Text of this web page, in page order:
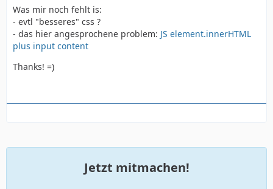
Was mir noch fehlt is:
- evtl "besseres" css ?
- das hier angesprochene problem: JS element.innerHTML
plus input content
Thanks! =)
Jetzt mitmachen!